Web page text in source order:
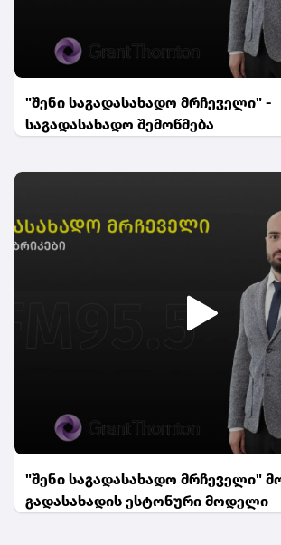
"შენი საგადასახადო მრჩეველი" -
საგადასახადო შემოწმება
"შენი საგადასახადო მრჩეველი"
გადასახადის ესტონური მოდელი